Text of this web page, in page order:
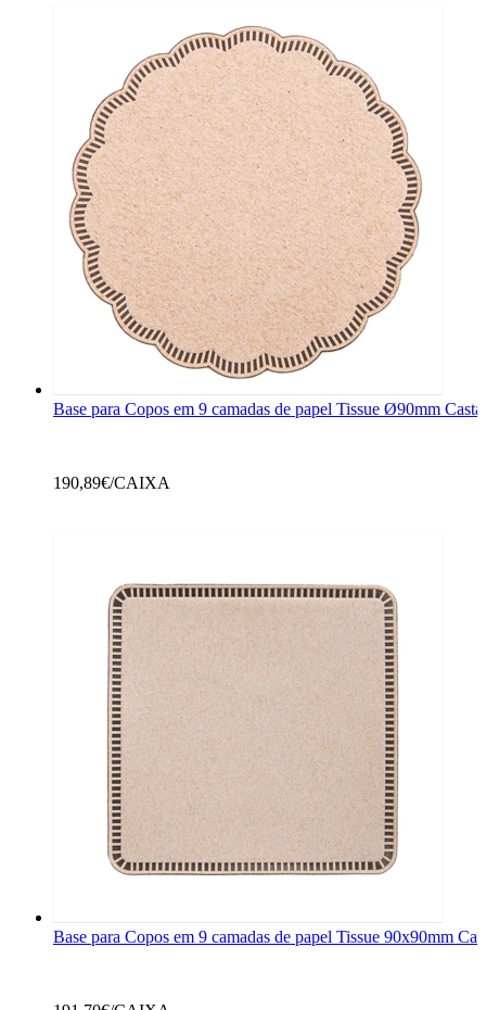
Base para Copos em 9 camadas de papel Tissue Ø90mm
190,89€/CAIXA
Base para Copos em 9 camadas de papel Tissue 90x90mm